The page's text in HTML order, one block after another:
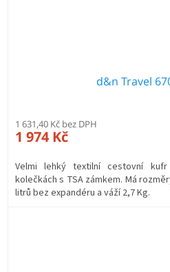
d&n Travel
1 631,40 Kč bez DPH
1 974 Kč
Velmi lehký textilní cestovní
kolečkách s TSA zámkem. Má
litrů bez expandéru a váží 2,7 Kg.